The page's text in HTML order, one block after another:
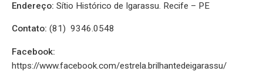
Endereço: Sítio Histórico de Igarassu. Recife – PE
Contato: (81) 9346.0548
Facebook:
https://www.facebook.com/estrela.brilhantedeigarassu/